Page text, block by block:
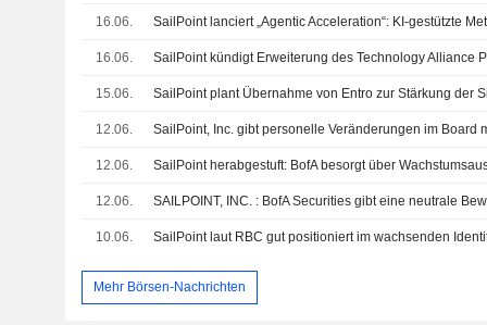
16.06.
16.06.
15.06.
12.06.
12.06.
12.06. SAILPOINT, INC. : BofA Securities gibt eine neutrale
10.06.
Mehr Börsen-Nachrichten